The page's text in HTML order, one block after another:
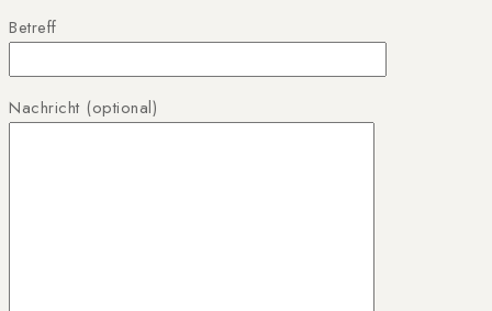
Betreff
Nachricht (optional)